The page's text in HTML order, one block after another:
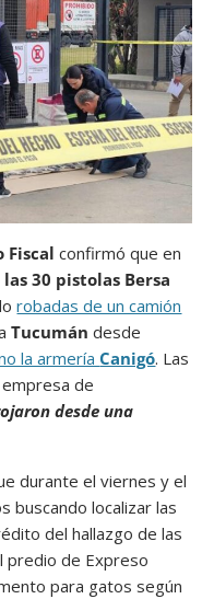
Fiscal confirmó que en
las 30 pistolas Bersa
robadas de un camión
Tucumándesde
la armeríaCanigó. Las
de
desde una
durante el viernes y el
buscando localizar las
del hallazgo de las
predio de Expreso
para gatos según